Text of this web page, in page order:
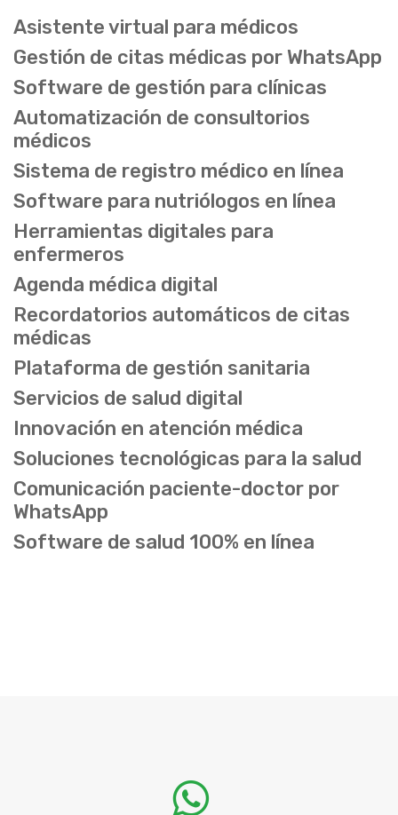
Asistente virtual para médicos
Gestión de citas médicas por WhatsApp
Software de gestión para clínicas
Automatización de consultorios
médicos
Sistema de registro médico en línea
Software para nutriólogos en línea
Herramientas digitales para
enfermeros
Agenda médica digital
Recordatorios automáticos de citas
médicas
Plataforma de gestión sanitaria
Servicios de salud digital
Innovación en atención médica
Soluciones tecnológicas para la salud
Comunicación paciente-doctor por
WhatsApp
Software de salud 100% en línea